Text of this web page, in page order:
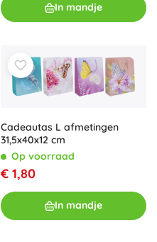
In mandje
Cadeautas L afmetingen
31,5x40x12 cm
Op voorraad
€ 1,80
In mandje